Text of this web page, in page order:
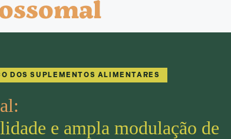
DOS SUPLEMENTOS ALIMENTARES
e ampla modulação de